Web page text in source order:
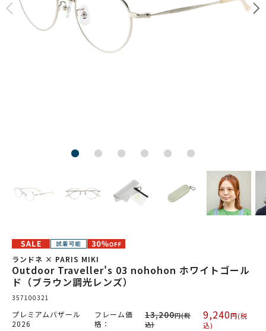
ランドネ × PARIS MIKI
Outdoor Traveller's 03 nohohon ホワイトゴール
ド（ブラウン調光レンズ）
357100321
プレミアムバザール
2026
フレーム価
格：
13,200円(税
込)
9,240円(税
込)